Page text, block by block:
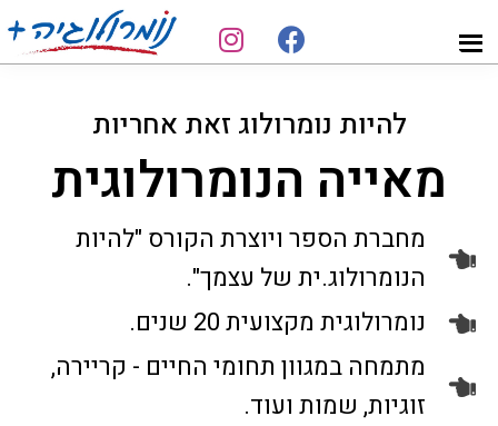
toto
מאייה
נומרולוגיה
דרך
להיות נומרולוג זאת אחריות
מאייה הנומרולוגית
מחברת הספר ויוצרת הקורס "להיות
הנומרולוג.ית של עצמך".
נומרולוגית מקצועית 20 שנים.
מתמחה במגוון תחומי החיים - קריירה,
זוגיות, שמות ועוד.